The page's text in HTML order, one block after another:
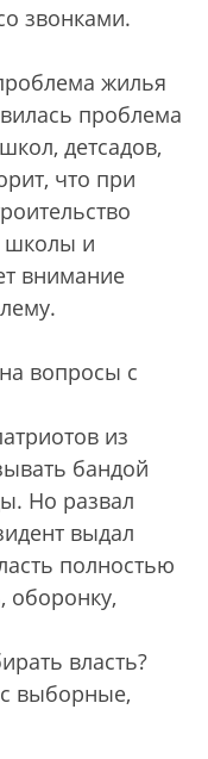
звонками.
жилья
проблема
детсадов,
что при
школы и
внимание
вопросы с
из
бандой
Но развал
выдал
полностью
оборонку,
власть?
выборные,